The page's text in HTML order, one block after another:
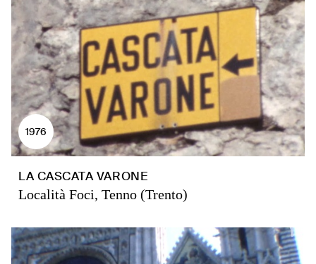
1976
LA CASCATA VARONE
Località Foci, Tenno (Trento)